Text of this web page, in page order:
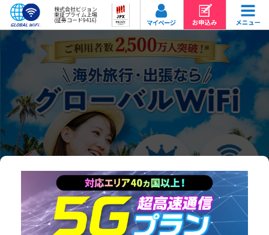
株式会社ビジョン
東証プライム上場
(証券コード9416)